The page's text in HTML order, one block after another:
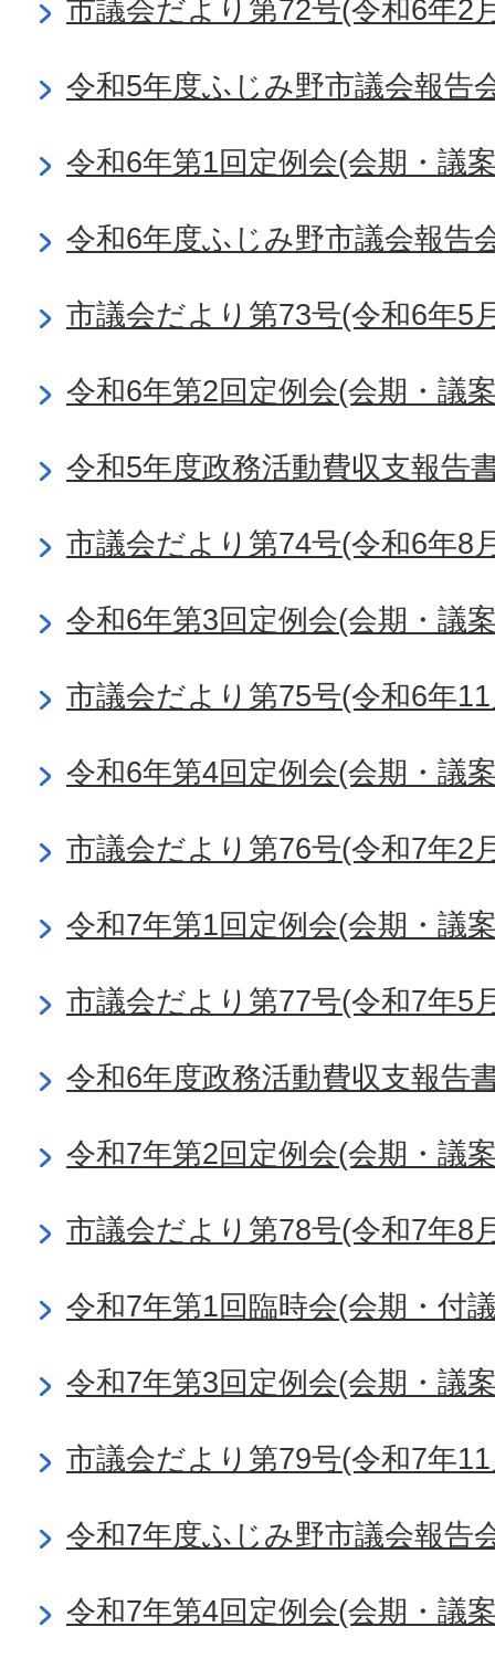
市議会だより第72号(令和6年2
令和5年度ふじみ野市議会報告
令和6年第1回定例会(会期・議
令和6年度ふじみ野市議会報告
市議会だより第73号(令和6年5
令和6年第2回定例会(会期・議
令和5年度政務活動費収支報告
市議会だより第74号(令和6年8
令和6年第3回定例会(会期・議
市議会だより第75号(令和6年
令和6年第4回定例会(会期・議
市議会だより第76号(令和7年2
令和7年第1回定例会(会期・議
市議会だより第77号(令和7年5
令和6年度政務活動費収支報告
令和7年第2回定例会(会期・議
市議会だより第78号(令和7年8
令和7年第1回臨時会(会期・付
令和7年第3回定例会(会期・議
市議会だより第79号(令和7年
令和7年度ふじみ野市議会報告
令和7年第4回定例会(会期・議